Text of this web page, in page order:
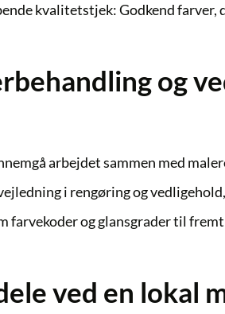
kvalitetstjek:Godkend farver,
og
arbejdet sammen med
i rengøring og
farvekoder og glansgrader til
ved en lokal